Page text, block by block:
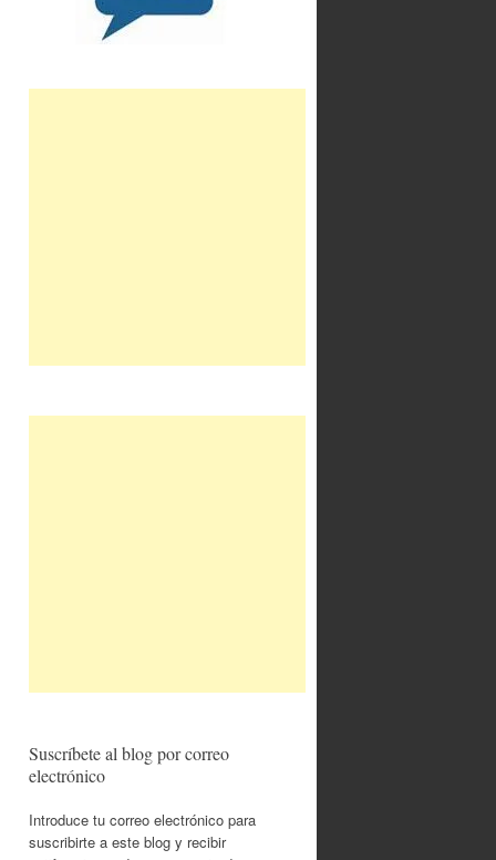
Suscríbete al blog por correo
electrónico
Introduce tu correo electrónico para
suscribirte a este blog y recibir